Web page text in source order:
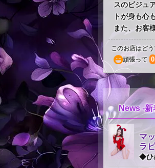
スのビジュ
トが身も心
また、お客
このお店はど
頑張って 0
News -
マ
ラ
◆ひ